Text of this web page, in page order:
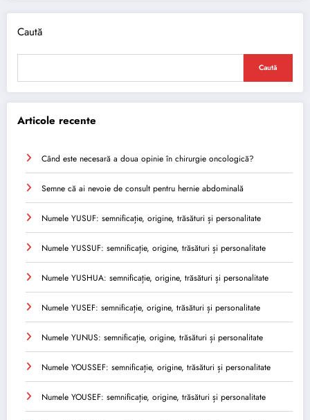
Caută
Caută
Articole recente
Când este necesară a doua opinie în chirurgie oncologică?
Semne că ai nevoie de consult pentru hernie abdominală
Numele YUSUF: semnificație, origine, trăsături și personalitate
Numele YUSSUF: semnificație, origine, trăsături și personalitate
Numele YUSHUA: semnificație, origine, trăsături și personalitate
Numele YUSEF: semnificație, origine, trăsături și personalitate
Numele YUNUS: semnificație, origine, trăsături și personalitate
Numele YOUSSEF: semnificație, origine, trăsături și personalitate
Numele YOUSEF: semnificație, origine, trăsături și personalitate